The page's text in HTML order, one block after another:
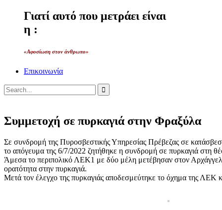
Γιατί αυτό που μετράει είναι
η :
«Αφοσίωση στον άνθρωπο»
Επικοινωνία
Συμμετοχή σε πυρκαγιά στην Φραξύλα
Σε συνδρομή της Πυροσβεστικής Υπηρεσίας Πρέβεζας σε
το απόγευμα της 6/7/2022 ζητήθηκε η συνδρομή σε πυρκαγιά στη
Άμεσα το περιπολικό ΛΕΚ1 με δύο μέλη μετέβησαν στον
ορατότητα στην πυρκαγιά.
Μετά τον έλεγχο της πυρκαγιάς αποδεσμεύτηκε το όχημα της ΛΕΚ